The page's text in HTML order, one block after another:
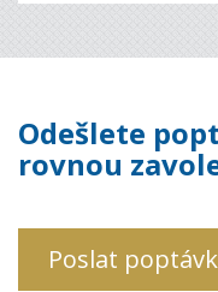
Odešlete
rovnou
Poslat